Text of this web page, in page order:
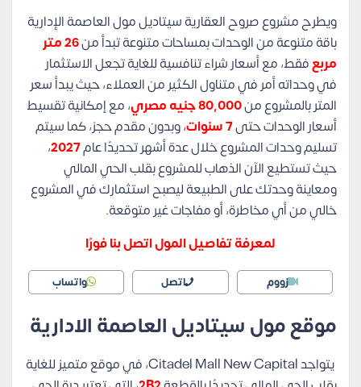
ويطرح مشروع صروح العقارية سيتاديل مول العاصمة الإدارية
باقة متنوعة من الوحدات بمساحات متنوعة تبدأ من
26 متر
مربعفقط، مع أسعار شراء تنافسية للغاية تجعل الاستثمار
في وحداته أمر في متناول الكثير من العملاء، حيث يبدأ سعر
المتر بالمشروع من
، مع إمكانية تقسيط
أسعار الوحدات حتى7 سنوات
، وبدون مقدم حجز، كما سيتم
تسليم وحدات المشروع خلال عدة أشهر تحديدًا عام2027،
حيث تستطيع الآن الذهاب للمشروع بقلب الحي المالي
ومعاينة وحدتك على الطبيعة ليصبح استثمارك في المشروع
خالي من أي مخاطرة، أو مفاجات غير متوقعة.
لمعرفة تفاصيل المول اتصل بنا فورًا
زووم اتصل واتساب
موقع مول سيتاديل العاصمة الادارية
يتواجد Citadel Mall New Capital، في موقع متميز للغاية